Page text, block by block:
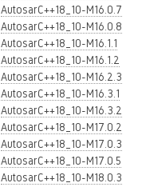
AutosarC++18_10-M16.0.7
AutosarC++18_10-M16.0.8
AutosarC++18_10-M16.1.1
AutosarC++18_10-M16.1.2
AutosarC++18_10-M16.2.3
AutosarC++18_10-M16.3.1
AutosarC++18_10-M16.3.2
AutosarC++18_10-M17.0.2
AutosarC++18_10-M17.0.3
AutosarC++18_10-M17.0.5
AutosarC++18_10-M18.0.3